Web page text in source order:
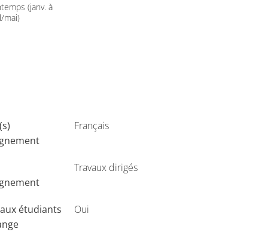
(janv. à
mai)
Français
Travaux dirigés
étudiants
Oui